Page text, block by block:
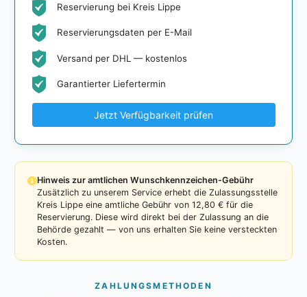
Reservierung bei Kreis Lippe
Reservierungsdaten per E-Mail
Versand per DHL — kostenlos
Garantierter Liefertermin
Jetzt Verfügbarkeit prüfen
Hinweis zur amtlichen Wunschkennzeichen-Gebühr
Zusätzlich zu unserem Service erhebt die Zulassungsstelle
Kreis Lippe eine amtliche Gebühr von 12,80 € für die
Reservierung. Diese wird direkt bei der Zulassung an die
Behörde gezahlt — von uns erhalten Sie keine versteckten
Kosten.
ZAHLUNGSMETHODEN